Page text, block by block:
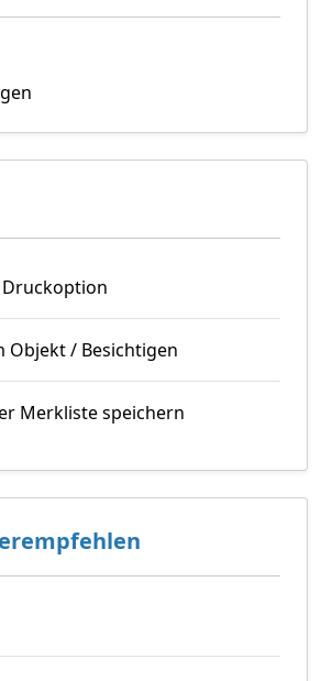
Objekt / Besichtigen
Merkliste speichern